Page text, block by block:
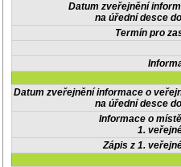
Datum zveřejnění
na úřední desce
Termín pro
Datum zveřejnění informace o
na úřední desce
Informace o
1.
Zápis z 1.